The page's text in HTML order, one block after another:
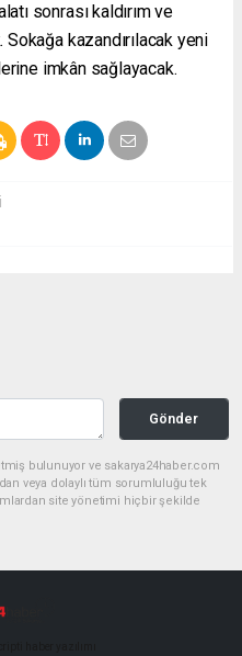
sonrası kaldırım ve
kazandırılacak yeni
imkân sağlayacak.
Gönder
bulunuyor ve sakarya24haber.com
veya dolaylı tüm sorumluluğu tek
site yönetimi hiçbir şekilde